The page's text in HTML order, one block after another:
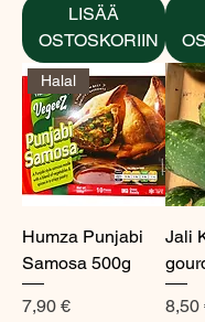
LISÄÄ
OSTOSKORIIN
Halal
Humza Punjabi
Samosa 500g
Hinta
7,90 €
Jali
Hinta
8,50